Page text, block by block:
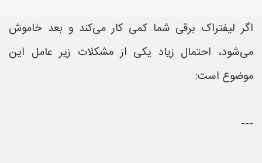
اگر لیفتراک برقی شما کمی کار می‌کند و بعد خاموش
می‌شود، احتمال زیاد یکی از مشکلات زیر عامل این
موضوع است:
---